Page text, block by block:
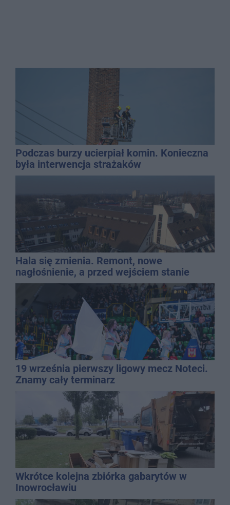
Podczas burzy ucierpiał komin. Konieczna
była interwencja strażaków
Hala się zmienia. Remont, nowe
nagłośnienie, a przed wejściem stanie
QEMETICA ARENA
19 września pierwszy ligowy mecz Noteci.
Znamy cały terminarz
Wkrótce kolejna zbiórka gabarytów w
Inowrocławiu